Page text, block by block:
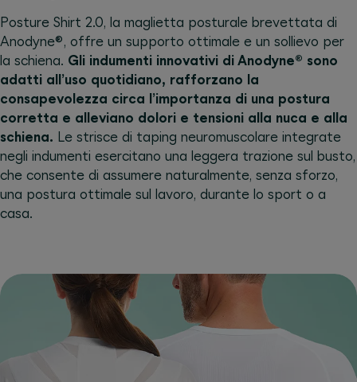
Posture Shirt 2.0, la maglietta posturale brevettata di
Anodyne®, offre un supporto ottimale e un sollievo per
la schiena. Gli indumenti innovativi di Anodyne® sono
adatti all’uso quotidiano, rafforzano la
consapevolezza circa l’importanza di una postura
corretta e alleviano dolori e tensioni alla nuca e alla
schiena. Le strisce di taping neuromuscolare integrate
negli indumenti esercitano una leggera trazione sul busto,
che consente di assumere naturalmente, senza sforzo,
una postura ottimale sul lavoro, durante lo sport o a
casa.